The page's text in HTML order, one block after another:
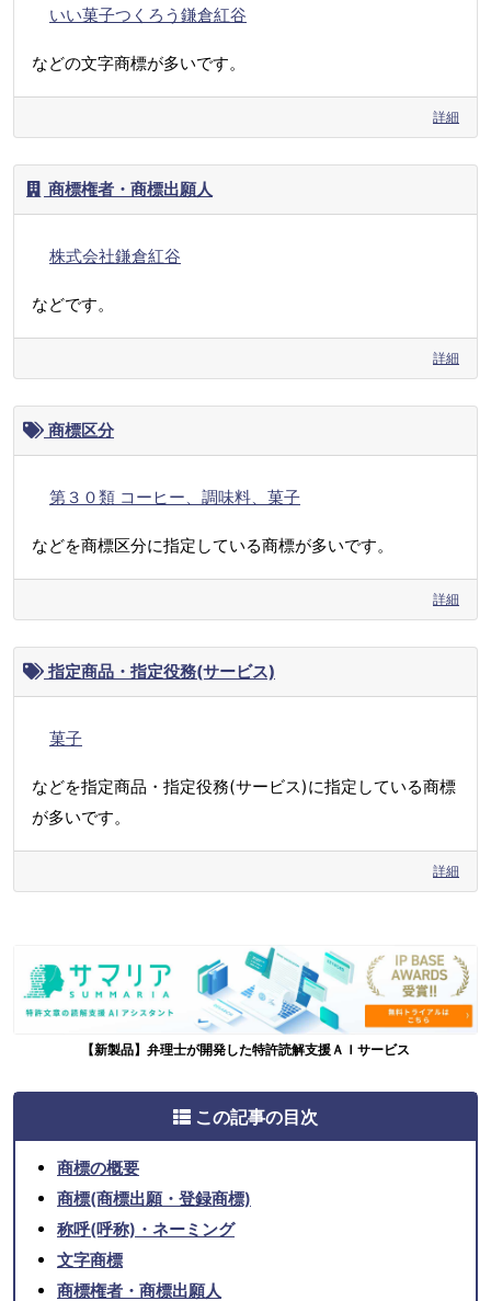
いい菓子つくろう鎌倉紅谷
などの文字商標が多いです。
詳細
商標権者・商標出願人
株式会社鎌倉紅谷
などです。
詳細
商標区分
第３０類 コーヒー、調味料、菓子
などを商標区分に指定している商標が多いです。
詳細
指定商品・指定役務(サービス)
菓子
などを指定商品・指定役務(サービス)に指定している商標
が多いです。
詳細
【新製品】弁理士が開発した特許読解支援ＡＩサービス
この記事の目次
商標の概要
商標(商標出願・登録商標)
称呼(呼称)・ネーミング
文字商標
商標権者・商標出願人